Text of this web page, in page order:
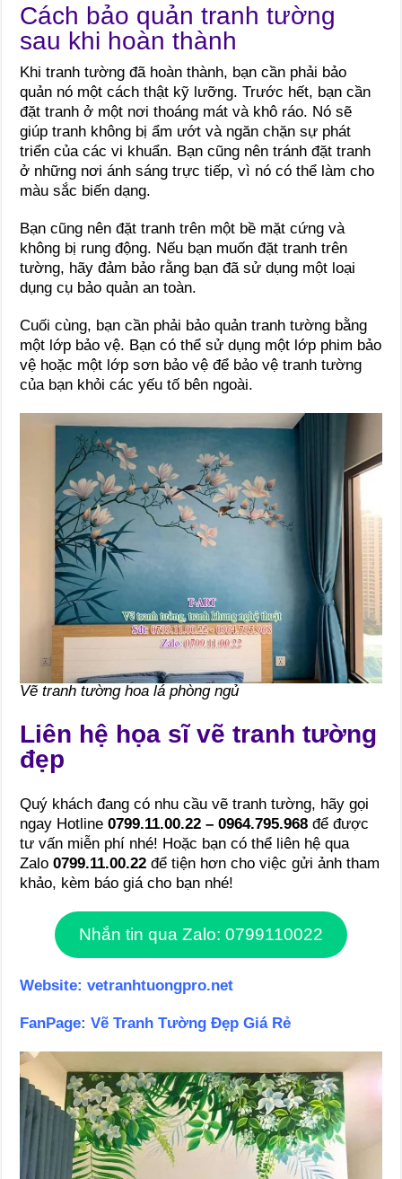
Cách bảo quản tranh tường
sau khi hoàn thành
Khi tranh tường đã hoàn thành, bạn cần phải bảo
quản nó một cách thật kỹ lưỡng. Trước hết, bạn cần
đặt tranh ở một nơi thoáng mát và khô ráo. Nó sẽ
giúp tranh không bị ẩm ướt và ngăn chặn sự phát
triển của các vi khuẩn. Bạn cũng nên tránh đặt tranh
ở những nơi ánh sáng trực tiếp, vì nó có thể làm cho
màu sắc biến dạng.
Bạn cũng nên đặt tranh trên một bề mặt cứng và
không bị rung động. Nếu bạn muốn đặt tranh trên
tường, hãy đảm bảo rằng bạn đã sử dụng một loại
dụng cụ bảo quản an toàn.
Cuối cùng, bạn cần phải bảo quản tranh tường bằng
một lớp bảo vệ. Bạn có thể sử dụng một lớp phim bảo
vệ hoặc một lớp sơn bảo vệ để bảo vệ tranh tường
của bạn khỏi các yếu tố bên ngoài.
Vẽ tranh tường hoa lá phòng ngủ
Liên hệ họa sĩ vẽ tranh tường
đẹp
Quý khách đang có nhu cầu vẽ tranh tường, hãy gọi
ngay Hotline0799.11.00.22 – 0964.795.968 để được
tư vấn miễn phí nhé! Hoặc bạn có thể liên hệ qua
Zalo0799.11.00.22 để tiện hơn cho việc gửi ảnh tham
khảo, kèm báo giá cho bạn nhé!
Nhắn tin qua Zalo: 0799110022
Website:vetranhtuongpro.net
FanPage:Vẽ Tranh Tường Đẹp Giá Rẻ